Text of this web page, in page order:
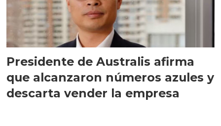
Presidente de Australis afirma
que alcanzaron números azules y
descarta vender la empresa